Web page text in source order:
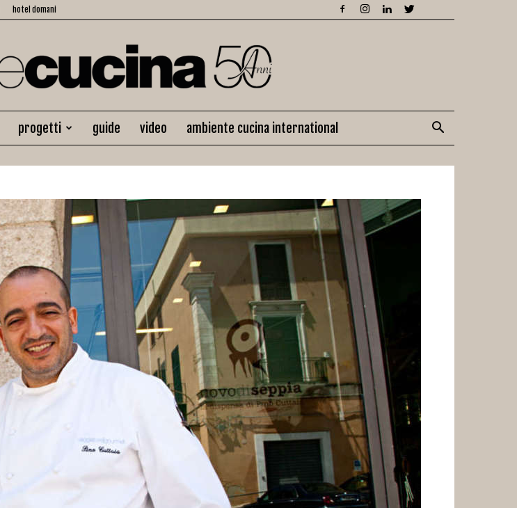
hotel domani
Ambiente
Cucina
progetti guide video ambiente cucina international